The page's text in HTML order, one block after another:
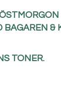
BAGAREN &
TONER.